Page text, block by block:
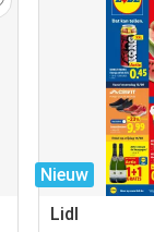
Nieuw
Lidl